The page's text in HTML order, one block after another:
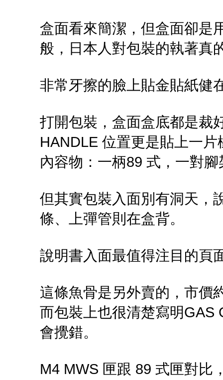
盒面看來簡潔，但盒面卻是
般，日本人對包裝的執著真
非常牙擦的臉上貼金貼紙健
打開包裝，盒面盒底都是裁
HANDLE 位置更是貼上一片
內容物：一柄89 式，一對
但其實包裝入面別有洞天，
條、上彈管則在盒背。
說明書入面最值得注目的頁
這條魚骨是另外賣的，市價
而包裝上也很清楚寫明GAS
會攪錯。
M4 MWS 匣跟 89 式匣對比